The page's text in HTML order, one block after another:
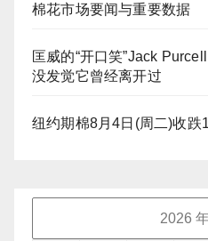
棉花市场要闻与重要数据
匡威的“开口笑”Jack
没发觉它曾经离开过
纽约期棉8月4日(周二)收跌
2026